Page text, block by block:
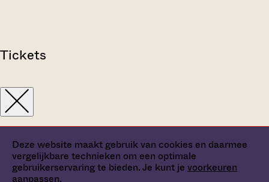
Deze website maakt gebruik van cookies en daarmee
vergelijkbare technieken om een optimale
gebruikerservaring te bieden. Je kunt je voorkeuren
aanpassen.
Tickets